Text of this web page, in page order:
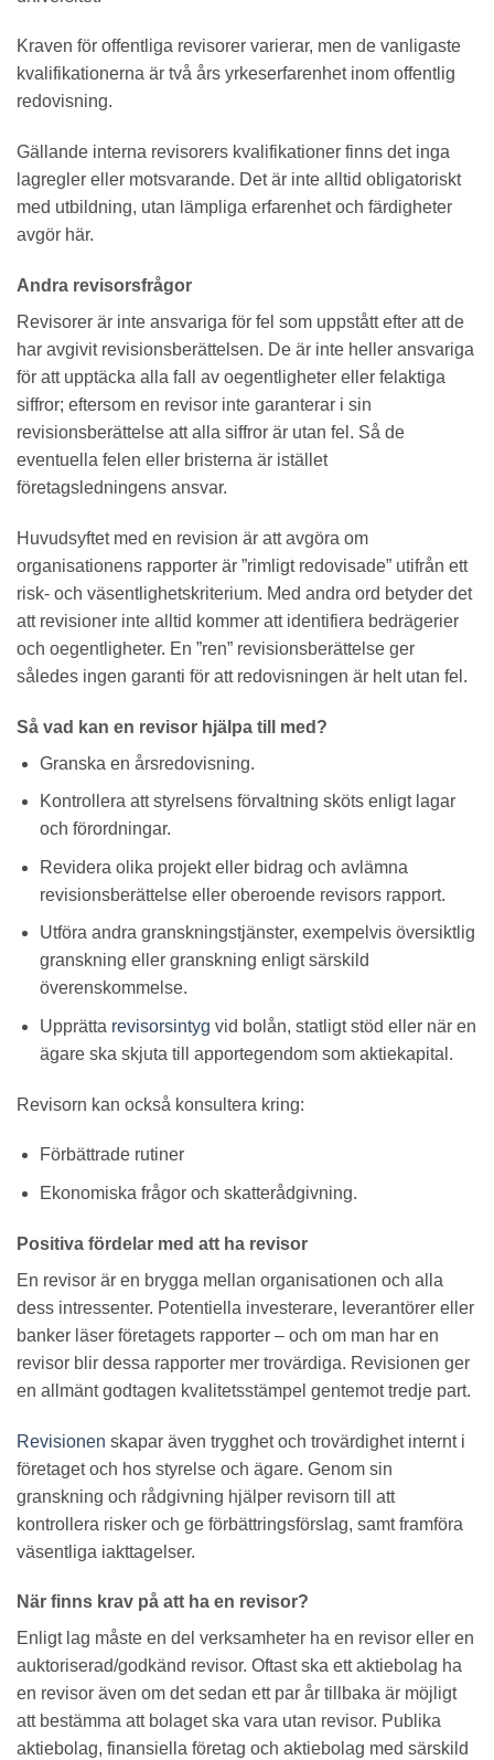
Kraven för offentliga revisorer varierar, men de vanligaste
kvalifikationerna är två års yrkeserfarenhet inom offentlig
redovisning.
Gällande interna revisorers kvalifikationer finns det inga
lagregler eller motsvarande. Det är inte alltid obligatoriskt
med utbildning, utan lämpliga erfarenhet och färdigheter
avgör här.
Andra revisorsfrågor
Revisorer är inte ansvariga för fel som uppstått efter att de
har avgivit revisionsberättelsen. De är inte heller ansvariga
för att upptäcka alla fall av oegentligheter eller felaktiga
siffror; eftersom en revisor inte garanterar i sin
revisionsberättelse att alla siffror är utan fel. Så de
eventuella felen eller bristerna är istället
företagsledningens ansvar.
Huvudsyftet med en revision är att avgöra om
organisationens rapporter är ”rimligt redovisade” utifrån ett
risk- och väsentlighetskriterium. Med andra ord betyder det
att revisioner inte alltid kommer att identifiera bedrägerier
och oegentligheter. En ”ren” revisionsberättelse ger
således ingen garanti för att redovisningen är helt utan fel.
Så vad kan en revisor hjälpa till med?
Granska en årsredovisning.
Kontrollera att styrelsens förvaltning sköts enligt lagar
och förordningar.
Revidera olika projekt eller bidrag och avlämna
revisionsberättelse eller oberoende revisors rapport.
Utföra andra granskningstjänster, exempelvis översiktlig
granskning eller granskning enligt särskild
överenskommelse.
Upprätta revisorsintyg vid bolån, statligt stöd eller när en
ägare ska skjuta till apportegendom som aktiekapital.
Revisorn kan också konsultera kring:
Förbättrade rutiner
Ekonomiska frågor och skatterådgivning.
Positiva fördelar med att ha revisor
En revisor är en brygga mellan organisationen och alla
dess intressenter. Potentiella investerare, leverantörer eller
banker läser företagets rapporter – och om man har en
revisor blir dessa rapporter mer trovärdiga. Revisionen ger
en allmänt godtagen kvalitetsstämpel gentemot tredje part.
Revisionen skapar även trygghet och trovärdighet internt i
företaget och hos styrelse och ägare. Genom sin
granskning och rådgivning hjälper revisorn till att
kontrollera risker och ge förbättringsförslag, samt framföra
väsentliga iakttagelser.
När finns krav på att ha en revisor?
Enligt lag måste en del verksamheter ha en revisor eller en
auktoriserad/godkänd revisor. Oftast ska ett aktiebolag ha
en revisor även om det sedan ett par år tillbaka är möjligt
att bestämma att bolaget ska vara utan revisor. Publika
aktiebolag, finansiella företag och aktiebolag med särskild